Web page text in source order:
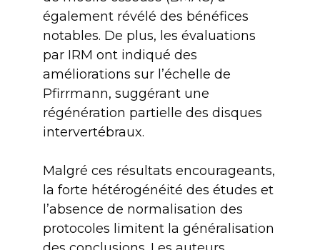
également révélé des bénéfices
notables. De plus, les évaluations
par IRM ont indiqué des
améliorations sur l’échelle de
Pfirrmann, suggérant une
régénération partielle des disques
intervertébraux.
Malgré ces résultats encourageants,
la forte hétérogénéité des études et
l’absence de normalisation des
protocoles limitent la généralisation